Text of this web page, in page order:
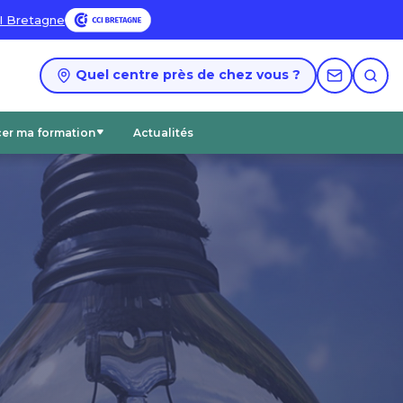
Bretagne
Quel centre près de chez vous ?
ma formation Actualités
Accéder aux catalogues PDF
Nos certifications